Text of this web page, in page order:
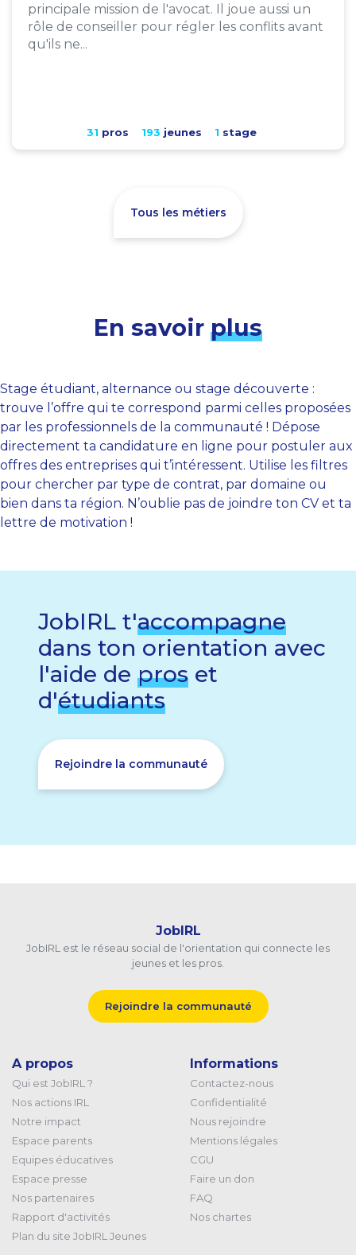
principale mission de l'avocat. Il joue aussi un
rôle de conseiller pour régler les conflits avant
qu'ils ne...
31 pros 193 jeunes 1 stage
Tous les métiers
En savoir plus
Stage étudiant, alternance ou stage découverte :
trouve l’offre qui te correspond parmi celles proposées
par les professionnels de la communauté ! Dépose
directement ta candidature en ligne pour postuler aux
offres des entreprises qui t’intéressent. Utilise les filtres
pour chercher par type de contrat, par domaine ou
bien dans ta région. N’oublie pas de joindre ton CV et ta
lettre de motivation !
JobIRL t'accompagne
dans ton orientation avec
l'aide de pros et
d'étudiants
Rejoindre la communauté
JobIRL
JobIRL est le réseau social de l'orientation qui connecte les
jeunes et les pros.
Rejoindre la communauté
A propos
Qui est JobIRL ?
Nos actions IRL
Notre impact
Espace parents
Equipes éducatives
Espace presse
Nos partenaires
Rapport d'activités
Plan du site JobIRL Jeunes
Informations
Contactez-nous
Confidentialité
Nous rejoindre
Mentions légales
CGU
Faire un don
FAQ
Nos chartes